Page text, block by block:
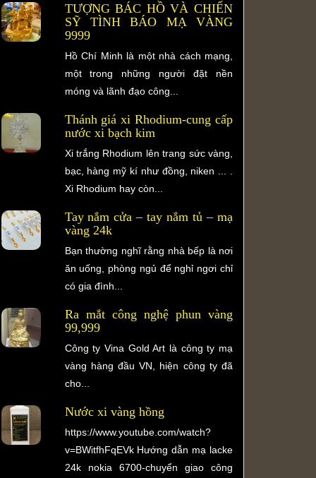
TƯỢNG BÁC HỒ VÀ CHIẾN
SỸ TÌNH BÁO MẠ VÀNG
9999
Hồ Chí Minh là một nhà cách mạng,
một trong những người đặt nền
móng và lãnh đạo công...
Thánh giá xi Rhodium-cung cấp
nước xi bạch kim
Xi trắng Rhodium lên trang sức vàng,
bạc, hàng mỹ kí như đồng, niken ... .
Xi Rhodium hay còn...
Tay nắm cửa – tay nắm tủ – mạ
vàng 24k
Bạn thường nghĩ rằng nhà bếp là nơi
ăn uống, phòng ngủ để nghỉ ngơi chỉ
có gia đình...
Ra mắt công nghệ phun vàng
99,999
Công ty Vina Gold Art là công ty mạ
vàng hàng đầu VN, hiện công ty đã
cho...
Nước xi vàng hồng
https://www.youtube.com/watch?
v=BWitfhFqEVk Hướng dẫn mạ lacke
24k nokia 6700-chuyển giao công